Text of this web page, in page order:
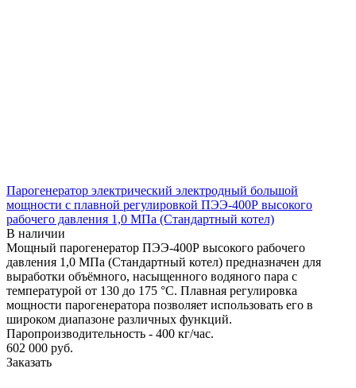
Парогенератор электрический электродный большой
мощности с плавной регулировкой ПЭЭ-400Р высокого
рабочего давления 1,0 МПа (Стандартный котел)
В наличии
Мощный парогенератор ПЭЭ-400Р высокого рабочего
давления 1,0 МПа (Стандартный котел) предназначен для
выработки объёмного, насыщенного водяного пара с
температурой от 130 до 175 °С. Плавная регулировка
мощности парогенератора позволяет использовать его в
широком диапазоне различных функций.
Паропроизводительность - 400 кг/час.
602 000 руб.
Заказать